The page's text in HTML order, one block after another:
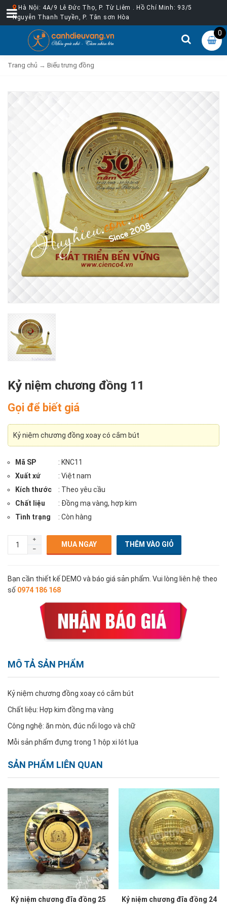
Hà Nội: 4A/9 Lê Đức Thọ, P. Từ Liêm . Hồ Chí Minh: 93/5
Nguyễn Thanh Tuyền, P. Tân sơn Hòa
0
Trang chủ → Biểu trưng đồng
Kỷ niệm chương đồng 11
Gọi để biết giá
Kỷ niệm chương đồng xoay có cắm bút
Mã SP
: KNC11
Xuất xứ
: Việt nam
Kích thước
: Theo yêu cầu
Chất liệu
: Đồng mạ vàng, hợp kim
Tình trạng
: Còn hàng
MUA NGAY
Bạn cần thiết kế DEMO và báo giá sản phẩm. Vui lòng liên hệ theo
số 0974 186 168
MÔ TẢ SẢN PHẨM
Kỷ niệm chương đồng xoay có cắm bút
Chất liệu: Hợp kim đồng mạ vàng
Công nghệ: ăn mòn, đúc nổi logo và chữ
Mỗi sản phẩm đựng trong 1 hộp xi lót lụa
SẢN PHẨM LIÊN QUAN
Kỷ niệm chương đĩa đồng 25 Kỷ niệm chương đĩa đồng 24